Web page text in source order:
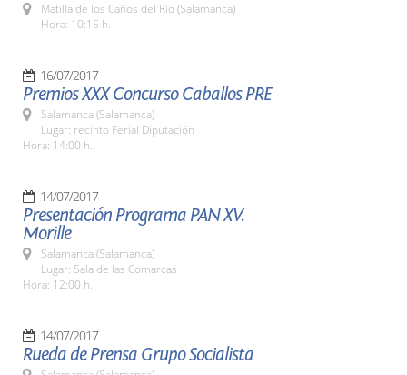
Matilla de los Caños del Río (Salamanca)
Hora: 10:15 h.
16/07/2017
Premios XXX Concurso Caballos PRE
Salamanca (Salamanca)
Lugar: recinto Ferial Diputación
Hora: 14:00 h.
14/07/2017
Presentación Programa PAN XV.
Morille
Salamanca (Salamanca)
Lugar: Sala de las Comarcas
Hora: 12:00 h.
14/07/2017
Rueda de Prensa Grupo Socialista